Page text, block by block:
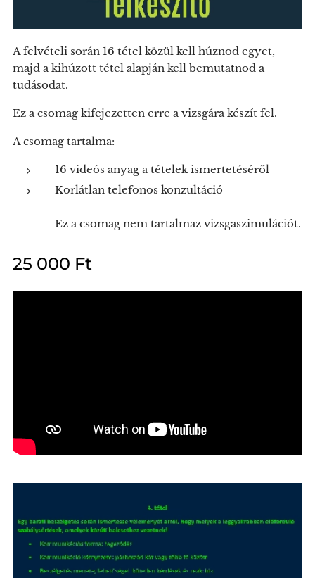
A felvételi során 16 tétel közül kell húznod egyet,
majd a kihúzott tétel alapján kell bemutatnod a
tudásodat.
Ez a csomag kifejezetten erre a vizsgára készít fel.
A csomag tartalma:
16 videós anyag a tételek ismertetéséről
Korlátlan telefonos konzultáció
Ez a csomag nem tartalmaz vizsgaszimulációt.
25 000 Ft